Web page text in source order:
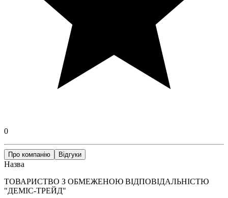
0
Про компанію Відгуки
Назва
ТОВАРИСТВО З ОБМЕЖЕНОЮ ВІДПОВІДАЛЬНІСТЮ
"ДЕМІС-ТРЕЙД"